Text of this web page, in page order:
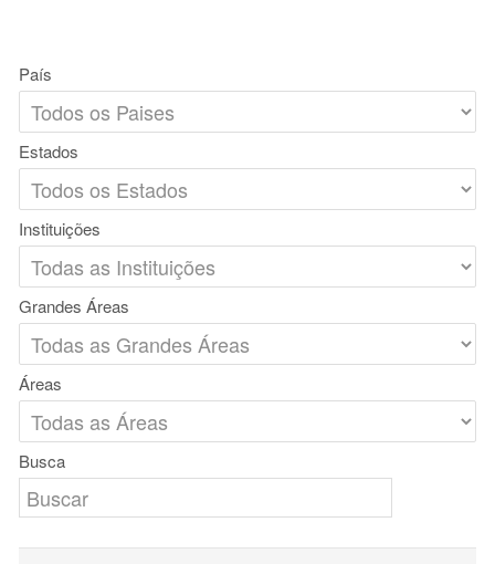
País
Estados
Instituições
Grandes Áreas
Áreas
Busca